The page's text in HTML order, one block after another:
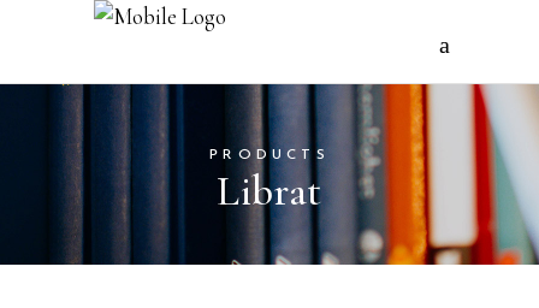
PRODUCTS
Librat